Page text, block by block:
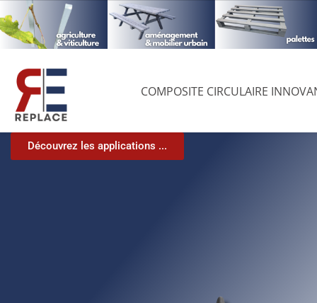
COMPOSITE CIRCULAIRE
Tuteurs et Piquets
Découvrez les applications pour la viticulture et
l’arboriculture !
Découvrez les applications ...